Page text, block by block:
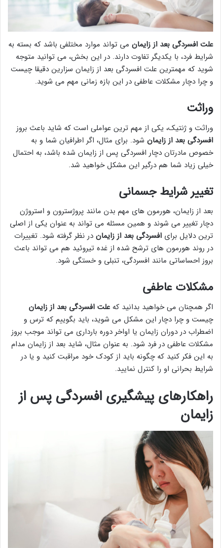
علت افسردگی بعد از زایمان می تواند موارد مختلفی باشد که بسته به
شرایط فرد، با یکدیگر تفاوت دارند. در این بخش، می توانید متوجه
شوید که مهمترین علت افسردگی بعد از زایمان سزارین دقیقا چیست
و چرا دچار مشکلات عاطفی در این بازه زمانی مهم می شوید.
وراثت
وراثت و ژنتیک، یکی از مهم ترین عواملی است که شاید باعث بروز
افسردگی بعد از زایمان شود. برای مثال، اگر اطرافیان شما و به
خصوص مادرتان دچار افسردگی پس از زایمان شده باشد، به احتمال
خیلی زیاد شما هم درگیر این مشکل خواهید شد.
تغییر شرایط جسمانی
بعد از زایمان، هورمون های مهم بدن مانند پروژسترون و استروژن
دچار تغییر می شوند و همین مسئله می تواند به عنوان یکی از اصلی
ترین دلایل برای افسردگی بعد از زایمان در نظر گرفته شود. تغییرات
در روند هورمون های ترشح شده از غده تیروئید هم می تواند باعث
بروز احساساتی مانند افسردگی، تنبلی و خستگی شود.
مشکلات عاطفی
اگر همچنان می خواهید بدانید که علت افسردگی بعد از زایمان
چیست و چرا دچار این مشکل می شوید، باید بگوییم که ترس و
اضطراب در دوران زایمان یا اواخر دوره بارداری می تواند موجب بروز
مشکلات عاطفی در فرد شود. به عنوان مثال، شاید بعد از زایمان مدام
به این فکر کنید که چگونه باید از کودک خود مراقبت کنید و یا در
شرایط بحرانی او را کنترل نمایید.
راهکارهای پیشگیری افسردگی پس از
زایمان